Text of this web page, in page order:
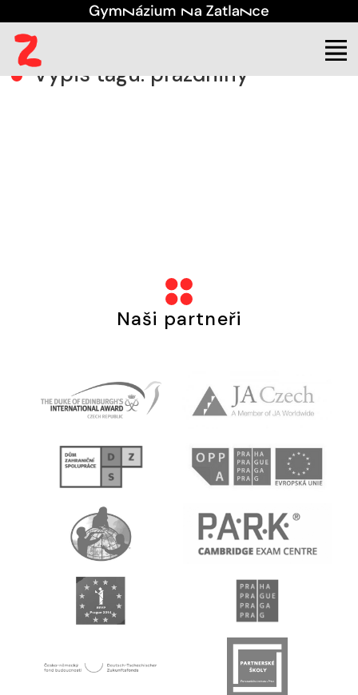
Tag: prázdniny(aktuální)
Výpis tagu: prázdniny
Naši partneři